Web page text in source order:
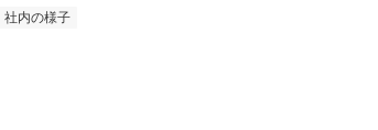
社内の様子